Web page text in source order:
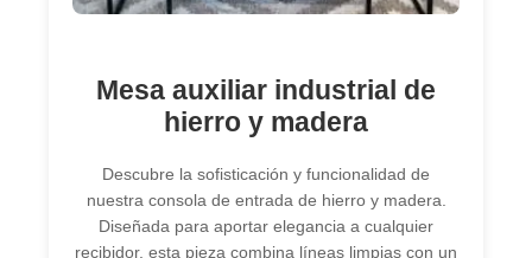
Mesa auxiliar industrial de
hierro y madera
Descubre la sofisticación y funcionalidad de
nuestra consola de entrada de hierro y madera.
Diseñada para aportar elegancia a cualquier
recibidor, esta pieza combina líneas limpias con un